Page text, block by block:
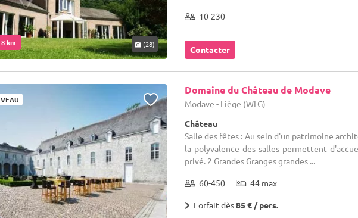
km (28)
10-230
Contacter
Domaine du Château de Modave
Modave - Liège (WLG)
Château
Salle des fêtes : Au sein d'un patrimoine
la polyvalence des salles permettent
privé. 2 Grandes Granges grandes ...
60-450 44 max
Forfait dès85 € / pers.